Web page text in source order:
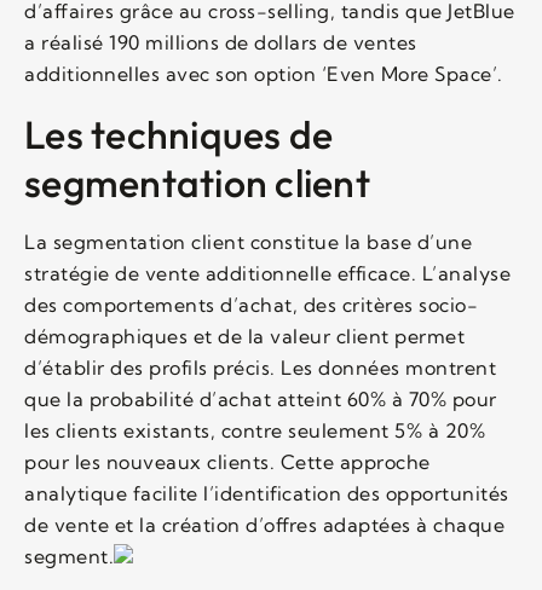
d’affaires grâce au cross-selling, tandis que JetBlue
a réalisé 190 millions de dollars de ventes
additionnelles avec son option ‘Even More Space’.
Les techniques de
segmentation client
La segmentation client constitue la base d’une
stratégie de vente additionnelle efficace. L’analyse
des comportements d’achat, des critères socio-
démographiques et de la valeur client permet
d’établir des profils précis. Les données montrent
que la probabilité d’achat atteint 60% à 70% pour
les clients existants, contre seulement 5% à 20%
pour les nouveaux clients. Cette approche
analytique facilite l’identification des opportunités
de vente et la création d’offres adaptées à chaque
segment.